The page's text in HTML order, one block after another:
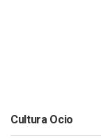
Cultura Ocio